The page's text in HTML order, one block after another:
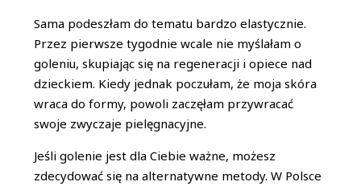
Sama podeszłam do tematu bardzo elastycznie.
Przez pierwsze tygodnie wcale nie myślałam o
goleniu, skupiając się na regeneracji i opiece nad
dzieckiem. Kiedy jednak poczułam, że moja skóra
wraca do formy, powoli zaczęłam przywracać
swoje zwyczaje pielęgnacyjne.
Jeśli golenie jest dla Ciebie ważne, możesz
zdecydować się na alternatywne metody. W Polsce